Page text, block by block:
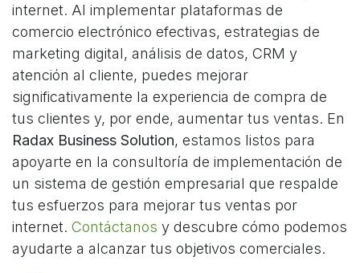
internet. Al implementar plataformas de
comercio electrónico efectivas, estrategias de
marketing digital, análisis de datos, CRM y
atención al cliente, puedes mejorar
significativamente la experiencia de compra de
tus clientes y, por ende, aumentar tus ventas. En
Radax Business Solution, estamos listos para
apoyarte en la consultoría de implementación de
un sistema de gestión empresarial que respalde
tus esfuerzos para mejorar tus ventas por
internet. Contáctanos y descubre cómo podemos
ayudarte a alcanzar tus objetivos comerciales.